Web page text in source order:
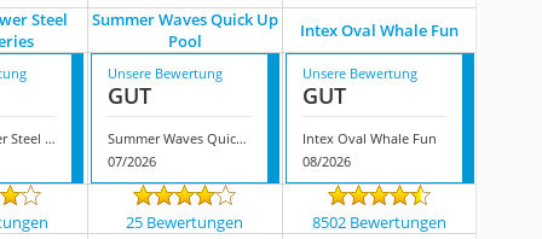
Steel
Summer Waves Quick Up
Pool
Intex Oval Whale Fun
Bestway Power Steel Swim Series
Unsere Bewertung
GUT
Summer Waves Quick Up Pool
07/2026
Unsere Bewertung
GUT
Intex Oval Whale Fun
08/2026
25 Bewertungen 8502 Bewertungen